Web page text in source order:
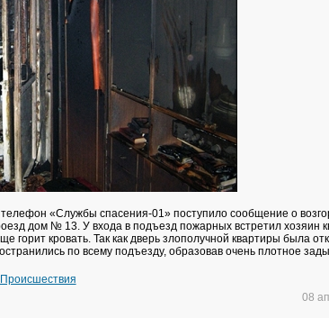
«Службы спасения-01» поступило сообщение о
дом № 13. У входа в подъезд пожарных встретил хозяин
горит кровать. Так как дверь злополучной квартиры была
по всему подъезду, образовав очень плотное
Происшествия
08